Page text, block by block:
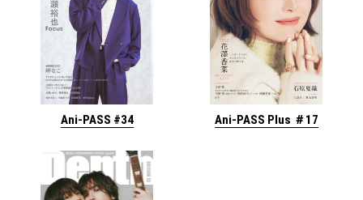
Ani-PASS #34 Ani-PASS Plus ＃17